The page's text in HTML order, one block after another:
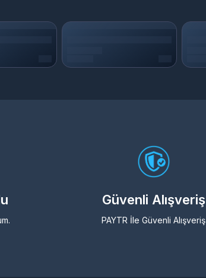
Güvenli Alışveriş
PAYTR İle Güvenli Alışveriş